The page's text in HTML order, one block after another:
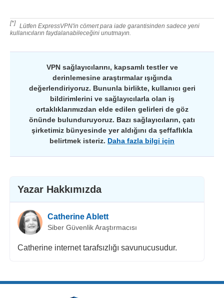
[*] Lütfen ExpressVPN'in cömert para iade garantisinden sadece yeni
kullanıcıların faydalanabileceğini unutmayın.
VPN sağlayıcılarını, kapsamlı testler ve
derinlemesine araştırmalar ışığında
değerlendiriyoruz. Bununla birlikte, kullanıcı geri
bildirimlerini ve sağlayıcılarla olan iş
ortaklıklarımızdan elde edilen gelirleri de göz
önünde bulunduruyoruz. Bazı sağlayıcıların, çatı
şirketimiz bünyesinde yer aldığını da şeffaflıkla
belirtmek isteriz. Daha fazla bilgi için
Yazar Hakkımızda
Catherine Ablett
Siber Güvenlik Araştırmacısı
Catherine internet tarafsızlığı savunucusudur.